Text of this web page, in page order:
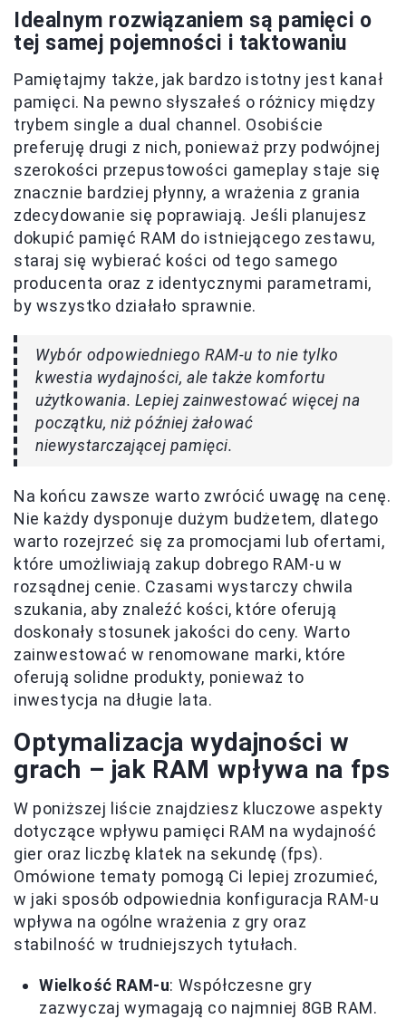
Idealnym rozwiązaniem są pamięci o
tej samej pojemności i taktowaniu
Pamiętajmy także, jak bardzo istotny jest kanał
pamięci. Na pewno słyszałeś o różnicy między
trybem single a dual channel. Osobiście
preferuję drugi z nich, ponieważ przy podwójnej
szerokości przepustowości gameplay staje się
znacznie bardziej płynny, a wrażenia z grania
zdecydowanie się poprawiają. Jeśli planujesz
dokupić pamięć RAM do istniejącego zestawu,
staraj się wybierać kości od tego samego
producenta oraz z identycznymi parametrami,
by wszystko działało sprawnie.
Wybór odpowiedniego RAM-u to nie tylko
kwestia wydajności, ale także komfortu
użytkowania. Lepiej zainwestować więcej na
początku, niż później żałować
niewystarczającej pamięci.
Na końcu zawsze warto zwrócić uwagę na cenę.
Nie każdy dysponuje dużym budżetem, dlatego
warto rozejrzeć się za promocjami lub ofertami,
które umożliwiają zakup dobrego RAM-u w
rozsądnej cenie. Czasami wystarczy chwila
szukania, aby znaleźć kości, które oferują
doskonały stosunek jakości do ceny. Warto
zainwestować w renomowane marki, które
oferują solidne produkty, ponieważ to
inwestycja na długie lata.
Optymalizacja wydajności w
grach – jak RAM wpływa na fps
W poniższej liście znajdziesz kluczowe aspekty
dotyczące wpływu pamięci RAM na wydajność
gier oraz liczbę klatek na sekundę (fps).
Omówione tematy pomogą Ci lepiej zrozumieć,
w jaki sposób odpowiednia konfiguracja RAM-u
wpływa na ogólne wrażenia z gry oraz
stabilność w trudniejszych tytułach.
Wielkość RAM-u: Współczesne gry
zazwyczaj wymagają co najmniej 8GB RAM.